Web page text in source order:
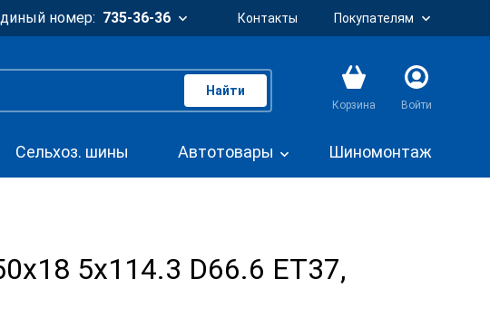
номер: 735-36-36 Контакты Покупателям
Найти
Корзина Войти
Сельхоз. шины Автотовары Шиномонтаж
5x114.3 D66.6 ET37,